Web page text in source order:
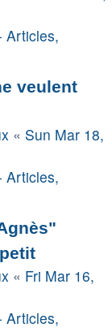
Articles,
veulent
« Sun Mar 18,
Articles,
« Fri Mar 16,
Articles,